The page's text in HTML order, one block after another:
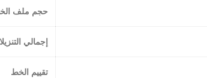
حجم ملف
إجمالي
تقييم الخط